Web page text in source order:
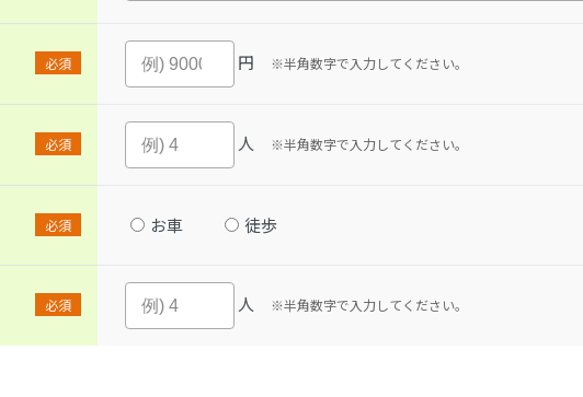
必須 円 ※半角数字で入力してください。
必須 人 ※半角数字で入力してください。
必須 お車 徒歩
必須 人 ※半角数字で入力してください。